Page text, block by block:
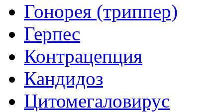
Гонорея (триппер)
Герпес
Контрацепция
Кандидоз
Цитомегаловирус